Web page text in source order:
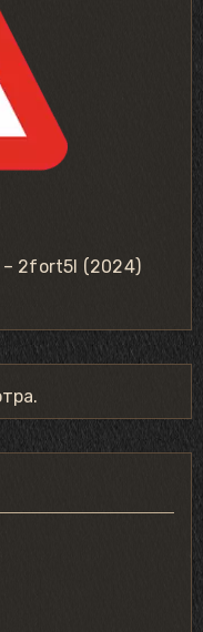
– 2fort5l (2024)